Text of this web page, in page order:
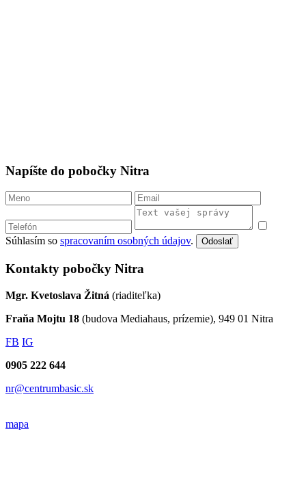
Napíšte do pobočky Nitra
Súhlasím so spracovaním osobných údajov. Odoslať
Kontakty pobočky Nitra
Mgr. Kvetoslava Žitná (riaditeľka)
Fraňa Mojtu 18 (budova Mediahaus, prízemie), 949 01 Nitra
FB IG
0905 222 644
nr@centrumbasic.sk
mapa